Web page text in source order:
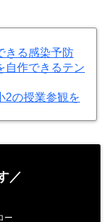
きる感染予防
自作できるテン
2の授業参観を
／